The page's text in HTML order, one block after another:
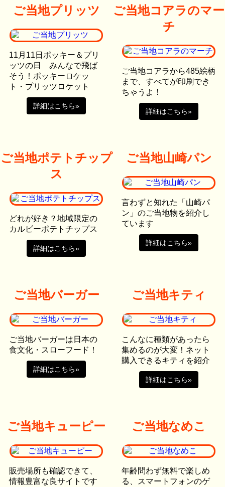
ご当地プリッツ
11月11日ポッキー＆プリ
ッツの日 みんなで飛ば
そう！ポッキーロケッ
ト・プリッツロケット
詳細はこちら»
ご当地コアラのマー
チ
ご当地コアラから485絵柄
まで、すべてが印刷でき
ちゃうよ！
詳細はこちら»
ご当地ポテトチップ
ス
どれが好き？地域限定の
カルビーポテトチップス
詳細はこちら»
ご当地山崎パン
言わずと知れた「山崎パ
ン」のご当地物を紹介し
ています
詳細はこちら»
ご当地バーガー
ご当地バーガーは日本の
食文化・スローフード！
詳細はこちら»
ご当地キティ
こんなに種類があったら
集めるのが大変！ネット
購入できるキティを紹介
詳細はこちら»
ご当地キューピー
販売場所も確認できて、
情報豊富な良サイトです
ご当地なめこ
年齢問わず無料で楽しめ
る、スマートフォンのゲ